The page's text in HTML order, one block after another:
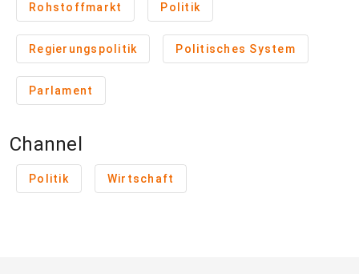
Rohstoffmarkt Politik
Regierungspolitik Politisches System
Parlament
Channel
Politik Wirtschaft